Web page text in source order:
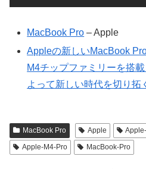
MacBook Pro – Apple
Appleの新しいMacBook
M4チップファミリーを搭
よって新しい時代を切り拓
MacBook Pro Apple
Apple-M4-Pro
MacBook-Pro